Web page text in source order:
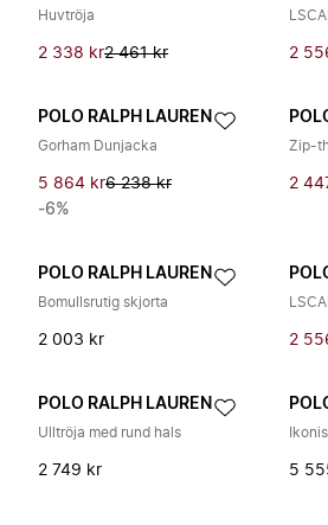
Huvtröja
2 338 kr2 461 kr 2
POLO RALPH LAUREN
Gorham Dunjacka
5 864 kr6 238 kr
-6%
Zip-
2
POLO RALPH LAUREN
Bomullsrutig skjorta
2 003 kr 2
POLO RALPH LAUREN
Ulltröja med rund hals
2 749 kr 5